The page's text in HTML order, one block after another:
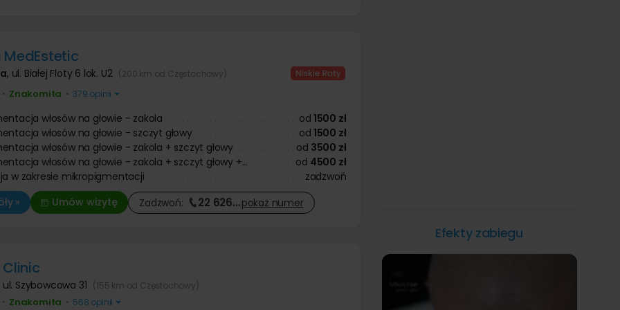
twarzy
ust kwasem
zmarszczek kwasem
kaszaka
tłuszczaka
znamienia barwnikowego
brodawki wirusowej / kurzajki
Operacja zmiany płci
Leczenie chorób kręgosłupa
Leczenie niepłodności
Leczenie zaburzeń odżywiania
Leczenie bólu
Pozostałe kategorie
Psychoterapia
Fizykoterapia
Leczenie bólu
Masaże
Medycyna pracy
Trycholog
Psychiatra
, ul. Białej Floty 6 lok. U2 (200 km od Częstochowy)
• Znakomita • 379 opinii
włosów na głowie - zakola od 1500 zł
włosów na głowie - szczyt głowy
od 1500 zł
włosów na głowie - zakola + szczyt głowy
od 3500 zł
włosów na głowie - zakola + szczyt głowy +...
od 4500 zł
w zakresie mikropigmentacji
zadzwoń
»
Umów wizytę Zadzwoń: 22 626…pokaż numer
ul. Szybowcowa 31 (155 km od Częstochowy)
• Znakomita • 568 opinii
Efekty zabiegu